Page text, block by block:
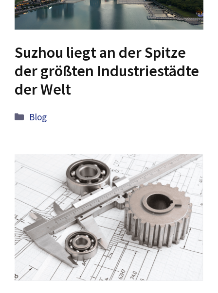
Suzhou liegt an der Spitze
der größten Industriestädte
der Welt
Kategorien
Blog